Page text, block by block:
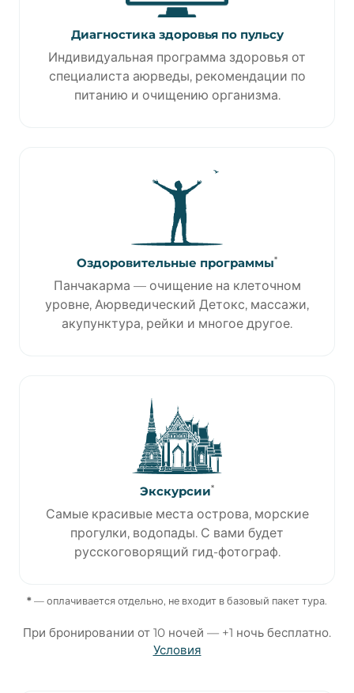
Диагностика здоровья по пульсу
Индивидуальная программа здоровья от
специалиста аюрведы, рекомендации по
питанию и очищению организма.
Оздоровительные программы*
Панчакарма — очищение на клеточном
уровне, Аюрведический Детокс, массажи,
акупунктура, рейки и многое другое.
Экскурсии*
Самые красивые места острова, морские
прогулки, водопады. С вами будет
русскоговорящий гид-фотограф.
* — оплачивается отдельно, не входит в базовый пакет тура.
При бронировании от 10 ночей — +1 ночь бесплатно.
Условия